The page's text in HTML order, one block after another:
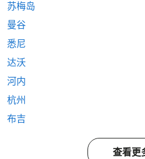
苏梅岛
曼谷
悉尼
达沃
河内
杭州
布吉
查看更